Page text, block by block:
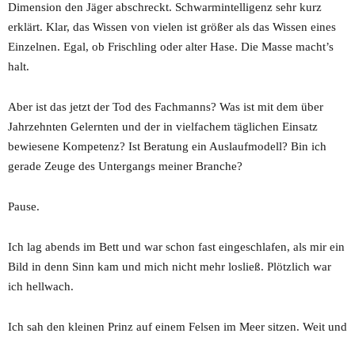
Dimension den Jäger abschreckt. Schwarmintelligenz sehr kurz
erklärt. Klar, das Wissen von vielen ist größer als das Wissen eines
Einzelnen. Egal, ob Frischling oder alter Hase. Die Masse macht’s
halt.
Aber ist das jetzt der Tod des Fachmanns? Was ist mit dem über
Jahrzehnten Gelernten und der in vielfachem täglichen Einsatz
bewiesene Kompetenz? Ist Beratung ein Auslaufmodell? Bin ich
gerade Zeuge des Untergangs meiner Branche?
Pause.
Ich lag abends im Bett und war schon fast eingeschlafen, als mir ein
Bild in denn Sinn kam und mich nicht mehr losließ. Plötzlich war
ich hellwach.
Ich sah den kleinen Prinz auf einem Felsen im Meer sitzen. Weit und